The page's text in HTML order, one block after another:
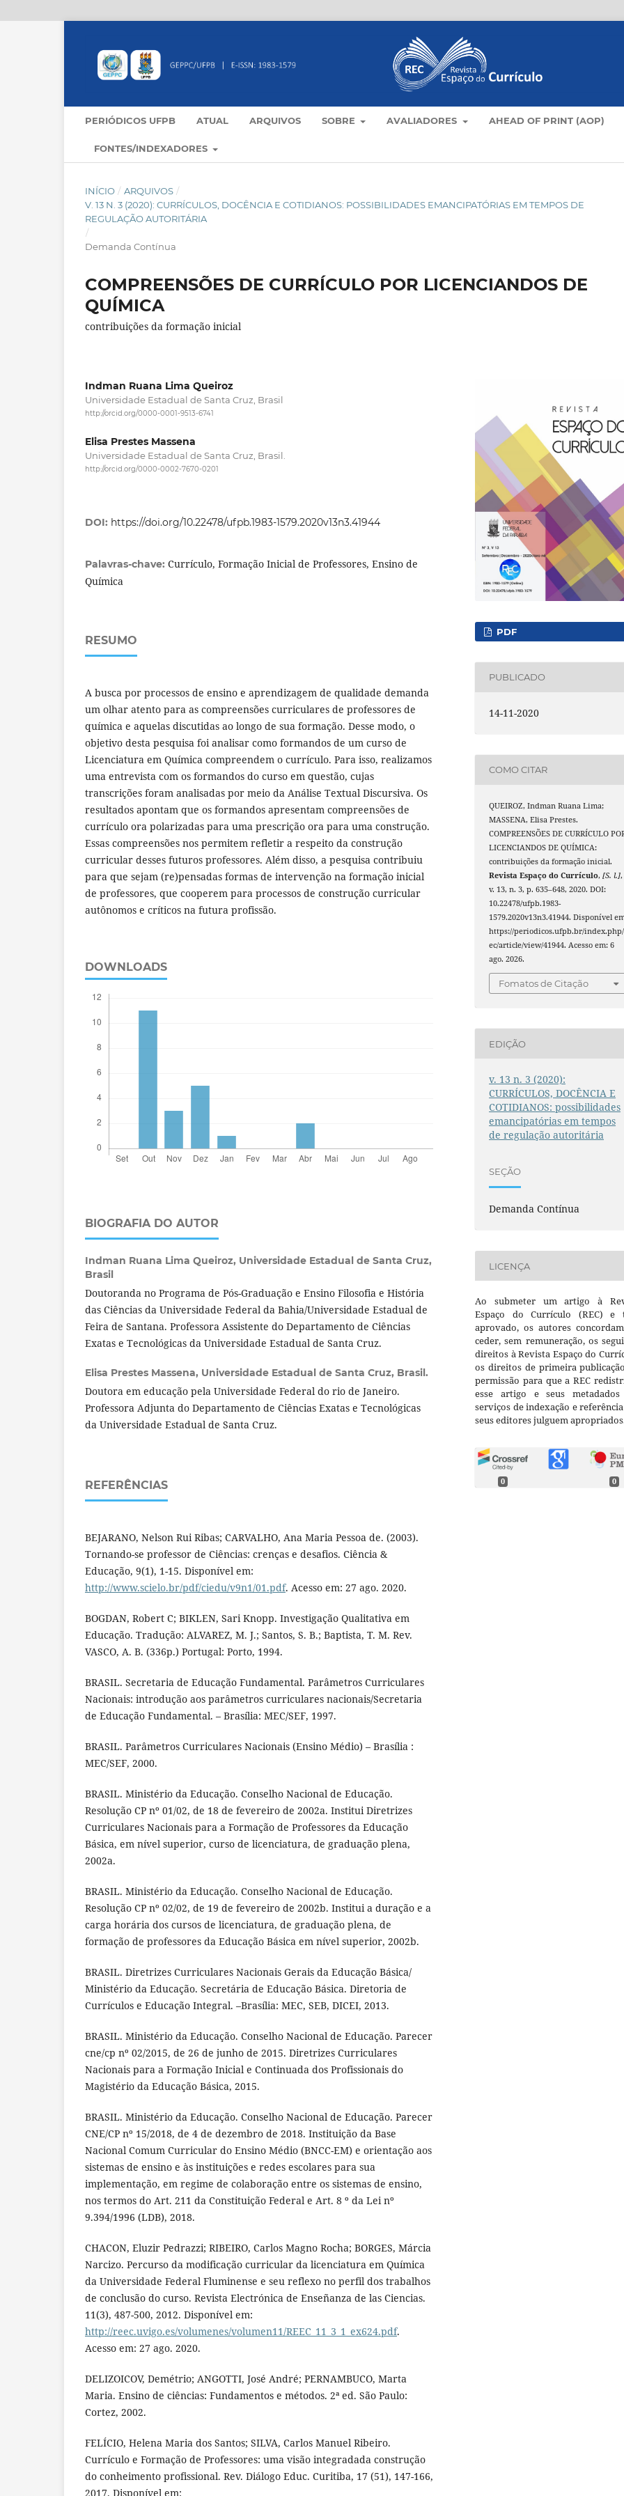
PERIÓDICOS UFPB ATUAL ARQUIVOS SOBRE AVALIADORES AHEAD OF PRINT (AOP)
FONTES/INDEXADORES
INÍCIO / ARQUIVOS /
V. 13 N. 3 (2020): CURRÍCULOS, DOCÊNCIA E COTIDIANOS: POSSIBILIDADES EMANCIPATÓRIAS EM TEMPOS DE
REGULAÇÃO AUTORITÁRIA
/
Demanda Contínua
COMPREENSÕES DE CURRÍCULO POR LICENCIANDOS DE
QUÍMICA
contribuições da formação inicial
Indman Ruana Lima Queiroz
Universidade Estadual de Santa Cruz, Brasil
http://orcid.org/0000-0001-9513-6741
Elisa Prestes Massena
Universidade Estadual de Santa Cruz, Brasil.
http://orcid.org/0000-0002-7670-0201
DOI: https://doi.org/10.22478/ufpb.1983-1579.2020v13n3.41944
Palavras-chave: Currículo, Formação Inicial de Professores, Ensino de
Química
RESUMO
A busca por processos de ensino e aprendizagem de qualidade demanda
um olhar atento para as compreensões curriculares de professores de
química e aquelas discutidas ao longo de sua formação. Desse modo, o
objetivo desta pesquisa foi analisar como formandos de um curso de
Licenciatura em Química compreendem o currículo. Para isso, realizamos
uma entrevista com os formandos do curso em questão, cujas
transcrições foram analisadas por meio da Análise Textual Discursiva. Os
resultados apontam que os formandos apresentam compreensões de
currículo ora polarizadas para uma prescrição ora para uma construção.
Essas compreensões nos permitem refletir a respeito da construção
curricular desses futuros professores. Além disso, a pesquisa contribuiu
para que sejam (re)pensadas formas de intervenção na formação inicial
de professores, que cooperem para processos de construção curricular
autônomos e críticos na futura profissão.
DOWNLOADS
BIOGRAFIA DO AUTOR
Indman Ruana Lima Queiroz, Universidade Estadual de Santa Cruz,
Brasil
Doutoranda no Programa de Pós-Graduação e Ensino Filosofia e História
das Ciências da Universidade Federal da Bahia/Universidade Estadual de
Feira de Santana. Professora Assistente do Departamento de Ciências
Exatas e Tecnológicas da Universidade Estadual de Santa Cruz.
Elisa Prestes Massena, Universidade Estadual de Santa Cruz, Brasil.
Doutora em educação pela Universidade Federal do rio de Janeiro.
Professora Adjunta do Departamento de Ciências Exatas e Tecnológicas
da Universidade Estadual de Santa Cruz.
REFERÊNCIAS
BEJARANO, Nelson Rui Ribas; CARVALHO, Ana Maria Pessoa de. (2003).
Tornando-se professor de Ciências: crenças e desafios. Ciência &
Educação, 9(1), 1-15. Disponível em:
http://www.scielo.br/pdf/ciedu/v9n1/01.pdf. Acesso em: 27 ago. 2020.
BOGDAN, Robert C; BIKLEN, Sari Knopp. Investigação Qualitativa em
Educação. Tradução: ALVAREZ, M. J.; Santos, S. B.; Baptista, T. M. Rev.
VASCO, A. B. (336p.) Portugal: Porto, 1994.
BRASIL. Secretaria de Educação Fundamental. Parâmetros Curriculares
Nacionais: introdução aos parâmetros curriculares nacionais/Secretaria
de Educação Fundamental. – Brasília: MEC/SEF, 1997.
BRASIL. Parâmetros Curriculares Nacionais (Ensino Médio) – Brasília :
MEC/SEF, 2000.
BRASIL. Ministério da Educação. Conselho Nacional de Educação.
Resolução CP nº 01/02, de 18 de fevereiro de 2002a. Institui Diretrizes
Curriculares Nacionais para a Formação de Professores da Educação
Básica, em nível superior, curso de licenciatura, de graduação plena,
2002a.
BRASIL. Ministério da Educação. Conselho Nacional de Educação.
Resolução CP nº 02/02, de 19 de fevereiro de 2002b. Institui a duração e a
carga horária dos cursos de licenciatura, de graduação plena, de
formação de professores da Educação Básica em nível superior, 2002b.
BRASIL. Diretrizes Curriculares Nacionais Gerais da Educação Básica/
Ministério da Educação. Secretária de Educação Básica. Diretoria de
Currículos e Educação Integral. –Brasília: MEC, SEB, DICEI, 2013.
BRASIL. Ministério da Educação. Conselho Nacional de Educação. Parecer
cne/cp nº 02/2015, de 26 de junho de 2015. Diretrizes Curriculares
Nacionais para a Formação Inicial e Continuada dos Profissionais do
Magistério da Educação Básica, 2015.
BRASIL. Ministério da Educação. Conselho Nacional de Educação. Parecer
CNE/CP nº 15/2018, de 4 de dezembro de 2018. Instituição da Base
Nacional Comum Curricular do Ensino Médio (BNCC-EM) e orientação aos
sistemas de ensino e às instituições e redes escolares para sua
implementação, em regime de colaboração entre os sistemas de ensino,
nos termos do Art. 211 da Constituição Federal e Art. 8 º da Lei nº
9.394/1996 (LDB), 2018.
CHACON, Eluzir Pedrazzi; RIBEIRO, Carlos Magno Rocha; BORGES, Márcia
Narcizo. Percurso da modificação curricular da licenciatura em Química
da Universidade Federal Fluminense e seu reflexo no perfil dos trabalhos
de conclusão do curso. Revista Electrónica de Enseñanza de las Ciencias.
11(3), 487-500, 2012. Disponível em:
http://reec.uvigo.es/volumenes/volumen11/REEC_11_3_1_ex624.pdf.
Acesso em: 27 ago. 2020.
DELIZOICOV, Demétrio; ANGOTTI, José André; PERNAMBUCO, Marta
Maria. Ensino de ciências: Fundamentos e métodos. 2ª ed. São Paulo:
Cortez, 2002.
FELÍCIO, Helena Maria dos Santos; SILVA, Carlos Manuel Ribeiro.
Currículo e Formação de Professores: uma visão integradada construção
do conheimento profissional. Rev. Diálogo Educ. Curitiba, 17 (51), 147-166,
2017. Disponível em:
PDF
PUBLICADO
14-11-2020
COMO CITAR
QUEIROZ, Indman Ruana Lima;
MASSENA, Elisa Prestes.
COMPREENSÕES DE CURRÍCULO
LICENCIANDOS DE QUÍMICA:
contribuições da formação inicial.
Revista Espaço do Currículo,[S. l.],
v. 13, n. 3, p. 635–648, 2020. DOI:
10.22478/ufpb.1983-
1579.2020v13n3.41944. Disponível
https://periodicos.ufpb.br/
ec/article/view/41944. Acesso em: 6
ago. 2026.
Fomatos de Citação
EDIÇÃO
v. 13 n. 3 (2020):
CURRÍCULOS, DOCÊNCIA E
COTIDIANOS: possibilidades
emancipatórias em tempos
de regulação autoritária
SEÇÃO
Demanda Contínua
LICENÇA
Ao submeter um artigo à
Espaço do Currículo (REC) e
aprovado, os autores
ceder, sem remuneração, os
direitos à Revista Espaço do
os direitos de primeira
permissão para que a REC
esse artigo e seus metadados
serviços de indexação e
seus editores julguem
0 0